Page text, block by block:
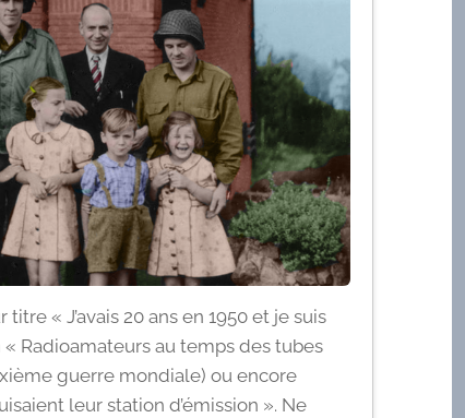
« J’avais 20 ans en 1950 et je suis
Radioamateurs au temps des tubes
guerre mondiale) ou encore
leur station d’émission ». Ne